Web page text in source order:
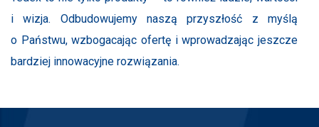
i wizja. Odbudowujemy naszą przyszłość z myślą
o Państwu, wzbogacając ofertę i wprowadzając jeszcze
bardziej innowacyjne rozwiązania.